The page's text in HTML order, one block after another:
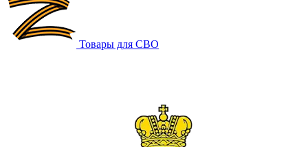
Товары для СВО